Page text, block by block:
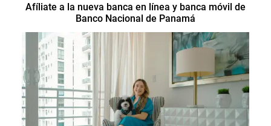
Afíliate a la nueva banca en línea y banca móvil de
Banco Nacional de Panamá